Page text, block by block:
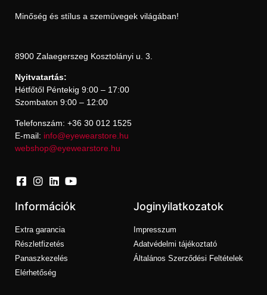
Minőség és stílus a szemüvegek világában!
8900 Zalaegerszeg Kosztolányi u. 3.
Nyitvatartás:
Hétfőtől Péntekig 9:00 – 17:00
Szombaton 9:00 – 12:00
Telefonszám: +36 30 012 1525
E-mail: info@eyewearstore.hu
webshop@eyewearstore.hu
Információk
Extra garancia
Részletfizetés
Panaszkezelés
Elérhetőség
Joginyilatkozatok
Impresszum
Adatvédelmi tájékoztató
Általános Szerződési Feltételek